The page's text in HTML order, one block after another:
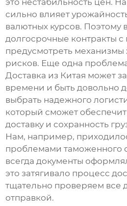
это нестабильность цен. На
сильно влияет
валютных курсов. Поэтому
долгосрочные контракты
предусмотреть
рисков. Еще одна
Доставка из Китая может
времени и быть довольно
выбрать надежного
который сможет
доставку и сохранность
Нам, например,
проблемами таможенного
всегда документы
это затягивало процесс
тщательно проверяем все
отправкой.